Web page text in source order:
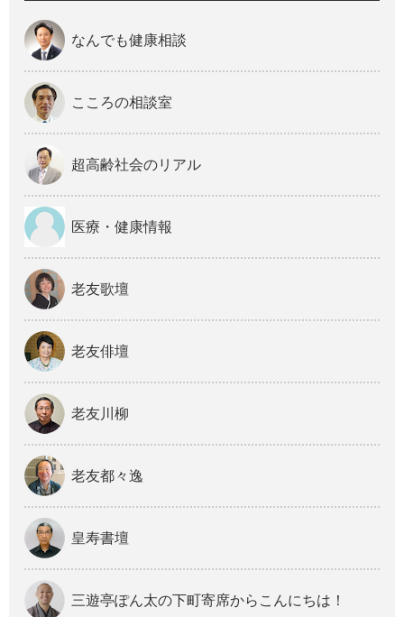
なんでも健康相談
こころの相談室
超高齢社会のリアル
医療・健康情報
老友歌壇
老友俳壇
老友川柳
老友都々逸
皇寿書壇
三遊亭ぽん太の下町寄席からこんにちは！